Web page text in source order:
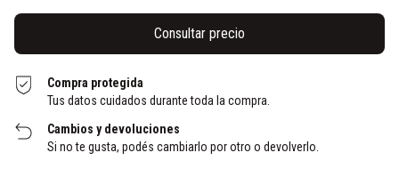
Compra protegida
Tus datos cuidados durante toda la compra.
Cambios y devoluciones
Si no te gusta, podés cambiarlo por otro o devolverlo.